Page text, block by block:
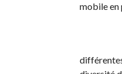
mobile en